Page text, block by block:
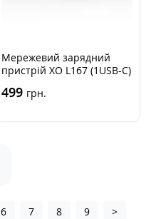
Мережевий зарядний
пристрій XO L167 (1USB-C)
White, Білий
499 грн.
6 7 8 9
>